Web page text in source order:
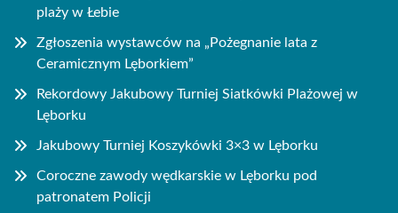
plaży w Łebie
Zgłoszenia wystawców na „Pożegnanie lata z
Ceramicznym Lęborkiem”
Rekordowy Jakubowy Turniej Siatkówki Plażowej w
Lęborku
Jakubowy Turniej Koszykówki 3×3 w Lęborku
Coroczne zawody wędkarskie w Lęborku pod
patronatem Policji